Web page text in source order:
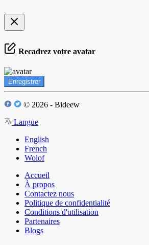
Recadrez votre avatar
Enregistrer
© 2026 - Bideew
Langue
English
French
Wolof
Accueil
À propos
Contactez nous
Politique de confidentialité
Conditions d'utilisation
Partenaires
Blogs